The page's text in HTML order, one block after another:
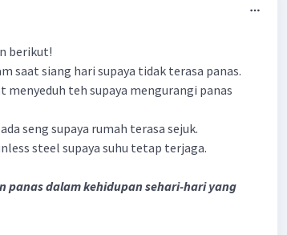
berikut!
saat siang hari supaya tidak terasa panas.
menyeduh teh supaya mengurangi panas
seng supaya rumah terasa sejuk.
steel supaya suhu tetap terjaga.
panas dalam kehidupan sehari-hari yang